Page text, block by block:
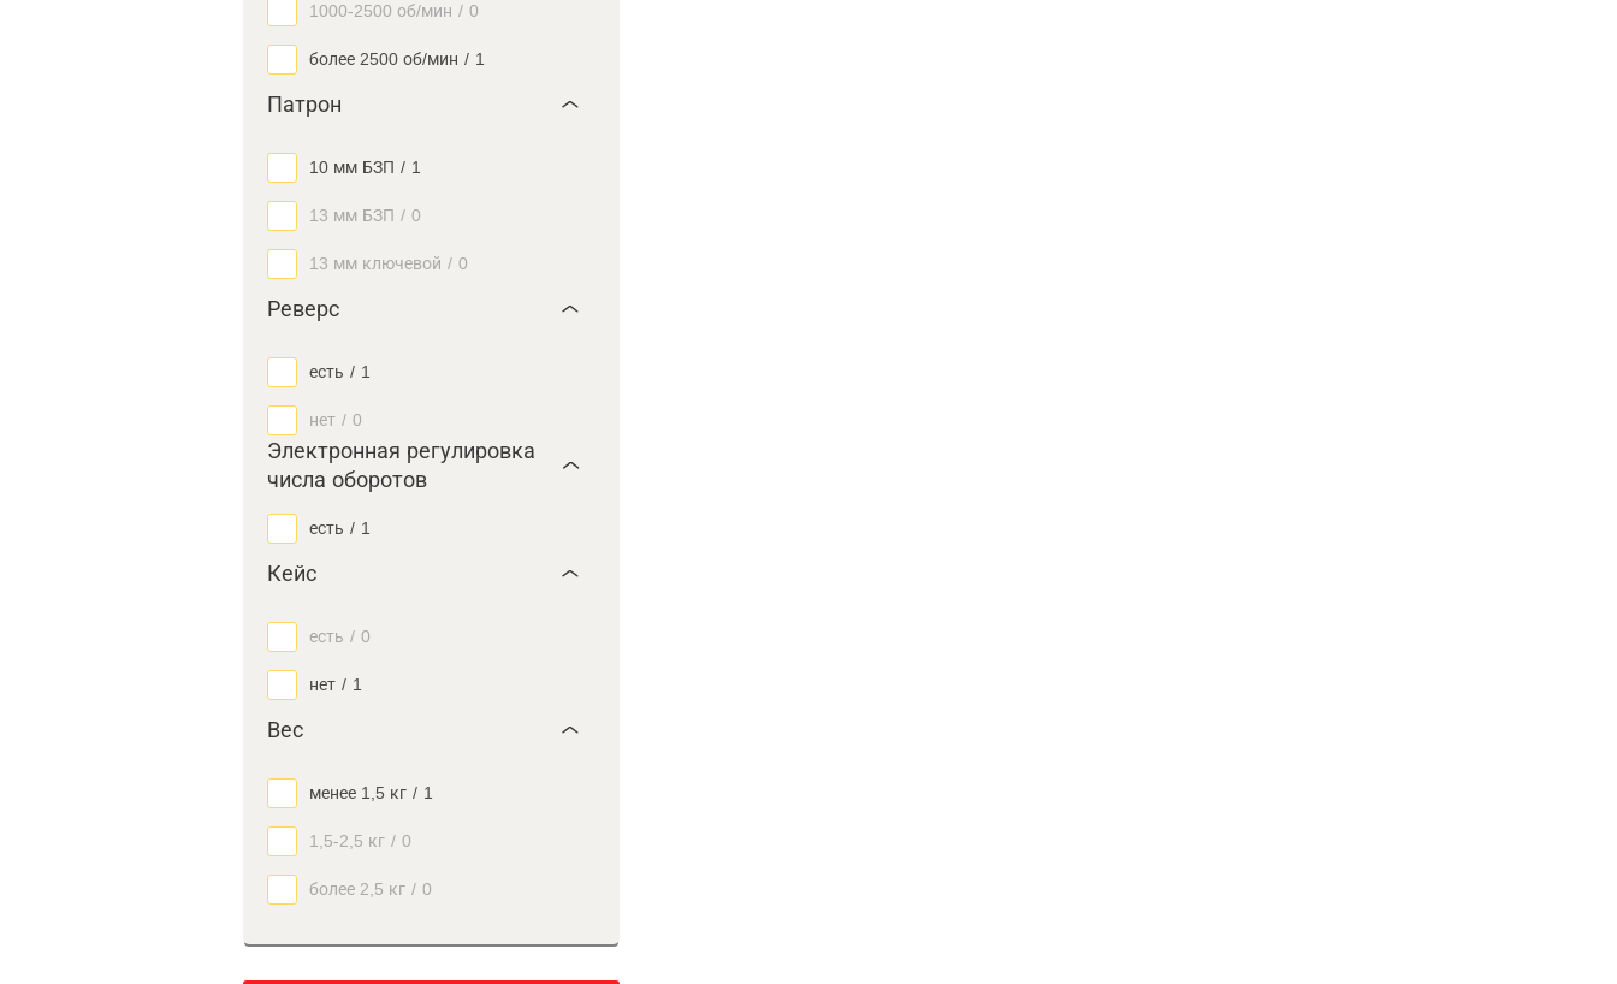
1000-2500 об/мин / 0
более 2500 об/мин / 1
Патрон
10 мм БЗП / 1
13 мм БЗП / 0
13 мм ключевой / 0
Реверс
есть / 1
нет / 0
Электронная регулировка
числа оборотов
есть / 1
Кейс
есть / 0
нет / 1
Вес
менее 1,5 кг / 1
1,5-2,5 кг / 0
более 2,5 кг / 0